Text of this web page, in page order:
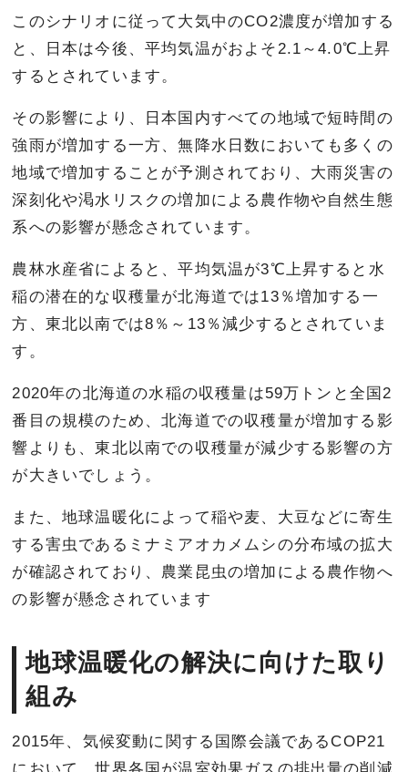
このシナリオに従って大気中のCO2濃度が増加する
と、日本は今後、平均気温がおよそ2.1～4.0℃上昇
するとされています。
その影響により、日本国内すべての地域で短時間の
強雨が増加する一方、無降水日数においても多くの
地域で増加することが予測されており、大雨災害の
深刻化や渇水リスクの増加による農作物や自然生態
系への影響が懸念されています。
農林水産省によると、平均気温が3℃上昇すると水
稲の潜在的な収穫量が北海道では13％増加する一
方、東北以南では8％～13％減少するとされていま
す。
2020年の北海道の水稲の収穫量は59万トンと全国2
番目の規模のため、北海道での収穫量が増加する影
響よりも、東北以南での収穫量が減少する影響の方
が大きいでしょう。
また、地球温暖化によって稲や麦、大豆などに寄生
する害虫であるミナミアオカメムシの分布域の拡大
が確認されており、農業昆虫の増加による農作物へ
の影響が懸念されています
地球温暖化の解決に向けた取り
組み
2015年、気候変動に関する国際会議であるCOP21
において、世界各国が温室効果ガスの排出量の削減